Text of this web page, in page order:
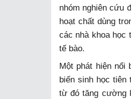
nhóm nghiên cứu
hoạt chất dùng
các nhà khoa học
tế bào.
Một phát hiện nổi
biến sinh học tiên
từ đó tăng cường